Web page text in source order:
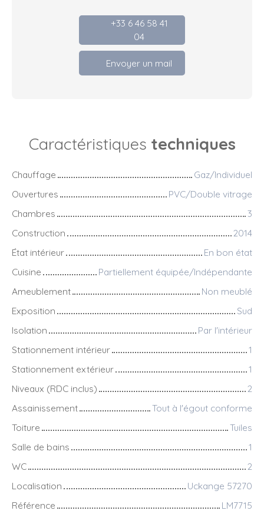
+33 6 46 58 41
04
Envoyer un mail
Caractéristiques techniques
Chauffage
Gaz/Individuel
Ouvertures
PVC/Double vitrage
Chambres
3
Construction
2014
État intérieur
En bon état
Cuisine
Partiellement équipée/Indépendante
Ameublement
Non meublé
Exposition
Sud
Isolation
Par l'intérieur
Stationnement intérieur
1
Stationnement extérieur
1
Niveaux (RDC inclus)
2
Assainissement
Tout à l'égout conforme
Toiture
Tuiles
Salle de bains
1
WC
2
Localisation
Uckange 57270
Référence
LM7715